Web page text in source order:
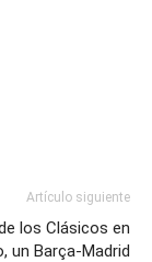
Artículo siguiente
los Clásicos en
un Barça-Madrid